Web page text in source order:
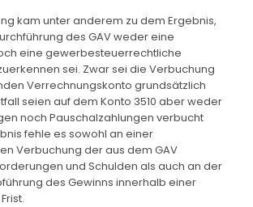
kam unter anderem zu dem Ergebnis,
des GAV weder eine
eine gewerbesteuerrechtliche
sei. Zwar sei die Verbuchung
Verrechnungskonto grundsätzlich
seien auf dem Konto 3510 aber weder
noch Pauschalzahlungen verbucht
fehle es sowohl an einer
Verbuchung der aus dem GAV
und Schulden als auch an der
des Gewinns innerhalb einer